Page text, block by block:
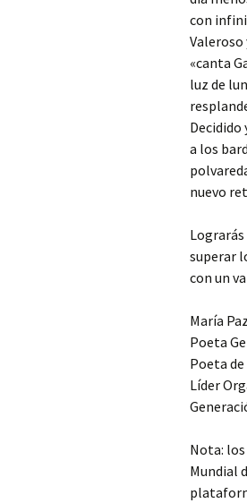
con
Valeroso
«canta
luz de
Decidido
a los
nuevo
Lograrás
superar
con un
María
Poeta
Poeta
Líder
Nota:
Mundial